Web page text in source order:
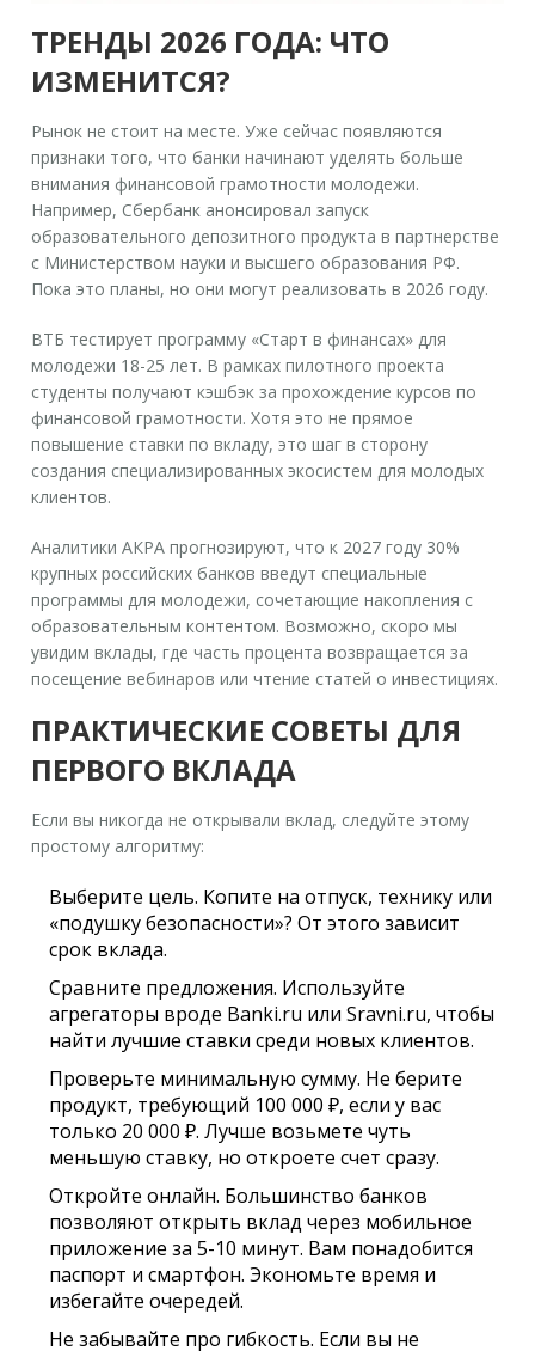
ТРЕНДЫ 2026 ГОДА: ЧТО
ИЗМЕНИТСЯ?
Рынок не стоит на месте. Уже сейчас появляются
признаки того, что банки начинают уделять больше
внимания финансовой грамотности молодежи.
Например, Сбербанк анонсировал запуск
образовательного депозитного продукта в партнерстве
с Министерством науки и высшего образования РФ.
Пока это планы, но они могут реализовать в 2026 году.
ВТБ тестирует программу «Старт в финансах» для
молодежи 18-25 лет. В рамках пилотного проекта
студенты получают кэшбэк за прохождение курсов по
финансовой грамотности. Хотя это не прямое
повышение ставки по вкладу, это шаг в сторону
создания специализированных экосистем для молодых
клиентов.
Аналитики АКРА прогнозируют, что к 2027 году 30%
крупных российских банков введут специальные
программы для молодежи, сочетающие накопления с
образовательным контентом. Возможно, скоро мы
увидим вклады, где часть процента возвращается за
посещение вебинаров или чтение статей о инвестициях.
ПРАКТИЧЕСКИЕ СОВЕТЫ ДЛЯ
ПЕРВОГО ВКЛАДА
Если вы никогда не открывали вклад, следуйте этому
простому алгоритму:
Выберите цель. Копите на отпуск, технику или
«подушку безопасности»? От этого зависит
срок вклада.
Сравните предложения. Используйте
агрегаторы вроде Banki.ru или Sravni.ru, чтобы
найти лучшие ставки среди новых клиентов.
Проверьте минимальную сумму. Не берите
продукт, требующий 100 000 ₽, если у вас
только 20 000 ₽. Лучше возьмете чуть
меньшую ставку, но откроете счет сразу.
Откройте онлайн. Большинство банков
позволяют открыть вклад через мобильное
приложение за 5-10 минут. Вам понадобится
паспорт и смартфон. Экономьте время и
избегайте очередей.
Не забывайте про гибкость. Если вы не